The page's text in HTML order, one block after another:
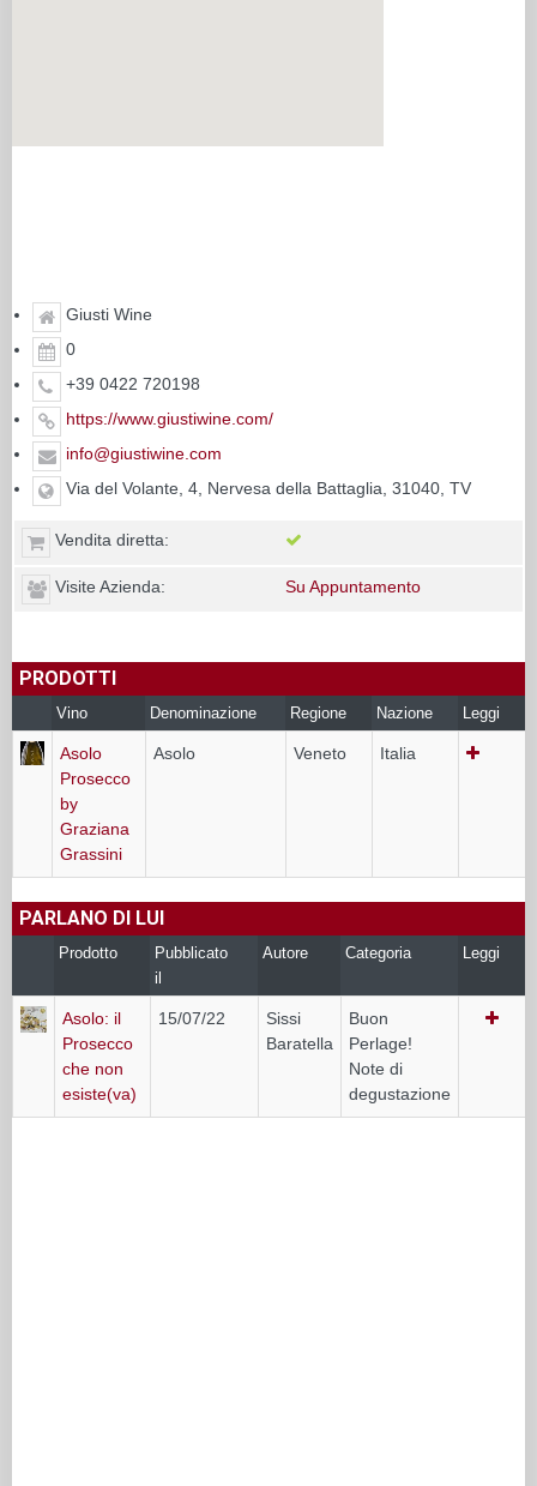
Giusti Wine
0
+39 0422 720198
https://www.giustiwine.com/
info@giustiwine.com
Via del Volante, 4, Nervesa della Battaglia, 31040, TV
Vendita diretta:
Visite Azienda: Su Appuntamento
PRODOTTI
Vino Denominazione Regione Nazione Leggi
Asolo
Prosecco
by
Graziana
Grassini
Asolo Veneto Italia
PARLANO DI LUI
Prodotto
Pubblicato
il
Autore Categoria Leggi
Asolo: il
Prosecco
che non
esiste(va)
15/07/22
Sissi
Baratella
Buon
Perlage!
Note di
degustazione